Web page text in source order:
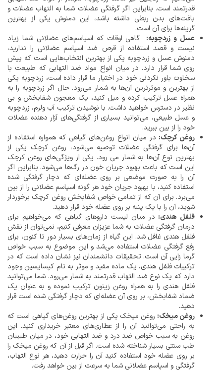
قدرتمند است. بنابراین اگر گرفتگی عضلات شما به التهاب عضلات و
بافت‌های بدن ربطی داشته باشد، این دمنوش یکی از بهترین
گزینه‌ها برای آن است.
عسل و زردچوبه:
گاهی اوقات که اسپاسم‌های عضلانی شما زیاد
نیست و قصد استفاده از قرص ضد اسپاسم عضلانی را ندارید،
دمنوش عسل و زردچوبه یکی از بهترین انتخاب‌هایی است که پیش
روی شما قرار دارد. در میان انواع مواد ضد التهابی که طبیعت با
سخاوت باور نکردنی خود در اختیار ما قرار داده است، زردچوبه یکی
از بهترین و موثرترین آن‌ها به شمار می‌رود. حال اگر زردچوبه را به
همراه عسل ترکیب کرده و میل کنید، یک معجون شفابخش و بی
نظیر در دسترس خواهید داشت. با نوشیدن ترکیب آب ولرم، زردچوبه
و عسل طبیعی، می‌توانید بسیاری از گرفتگی‌های آزار دهنده عضلات
خود را از بین ببرید.
روغن کرچک: در میان انواع روغن‌های گیاهی که همواره استفاده از
آن‌ها برای گرفتگی عضلات توصیه می‌شود، روغن کرچک یکی از
بهترین نوع آن‌ها به شمار می رود. یکی از ویژگی‌های روغن کرچک
این است که باعث بهبود جریان خون در رگ‌ها می‌شود. بنابراین اگر
آن را به صورت موضعی بر روی عضله‌ای که دچار گرفتگی شده
استفاده کنید، با بهبود جریان خود هر گونه اسپاسم عضلانی را از بین
می‌برد. برای آن که از تمامی خواص شفابخش روغن کرچک برخوردار
شوید، آن را با یک پنبه بر روی عضله خود قرار دهید.
فلفل هندی: در میان لیست داروهای گیاهی که می‌خواهیم برای
درمان گرفتگی عضلات به شما عزیزان معرفی کنیم، نمی‌توان از نقش
فلفل هندی غافل شد. این گیاه از زمان‌های بسیار دور تا کنون، برای
رفع گرفتگی عضلات استفاده می‌شد و این موضوع به سبب خواص
گرما زایی آن است. تحقیقات دانشمندان نیز نشان داده است که در
ترکیبات فلفل هندی، یک ماده مفید و موثر به نام کپسایسین وجود
دارد که یک نوع ضد التهاب قدرتمند به شمار می‌رود. شما می‌توانید
فلفل هندی را به همراه روغن زیتون ترکیب نموده و به عنوان یک
ضماد شفابخش، بر روی آن عضله‌ای که دچار گرفتگی شده‌ است قرار
دهید.
روغن میخک: روغن میخک یکی از بهترین روغن‌های گیاهی است که
به راحتی می‌توانید آن را از عطاری‌های معتبر خریداری کنید. این
روغن به سبب خواص ضد درد و ضد التهابی خود، در میان طبیبان
طب سنتی بسیار شناخته شده است. اگر قبل از آن که روغن میخک را
بر روی عضله خود استفاده کنید آن را حرارت دهید، هر نوع التهاب،
گرفتگی و اسپاسم عضلانی شما به سرعت از بین خواهد رفت.